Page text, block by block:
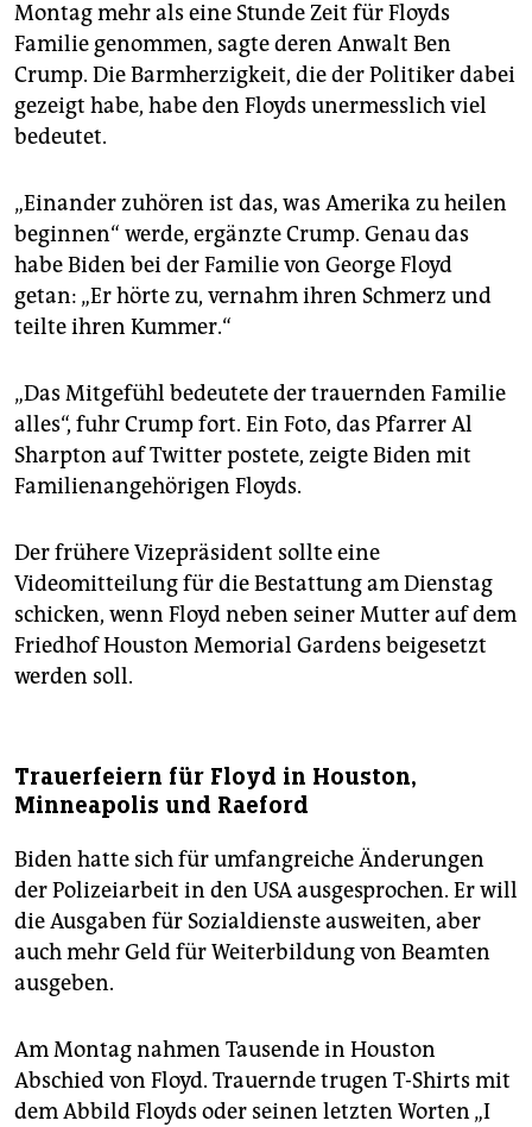
Montag mehr als eine Stunde Zeit für Floyds
Familie genommen, sagte deren Anwalt Ben
Crump. Die Barmherzigkeit, die der Politiker dabei
gezeigt habe, habe den Floyds unermesslich viel
bedeutet.
„Einander zuhören ist das, was Amerika zu heilen
beginnen“ werde, ergänzte Crump. Genau das
habe Biden bei der Familie von George Floyd
getan: „Er hörte zu, vernahm ihren Schmerz und
teilte ihren Kummer.“
„Das Mitgefühl bedeutete der trauernden Familie
alles“, fuhr Crump fort. Ein Foto, das Pfarrer Al
Sharpton auf Twitter postete, zeigte Biden mit
Familienangehörigen Floyds.
Der frühere Vizepräsident sollte eine
Videomitteilung für die Bestattung am Dienstag
schicken, wenn Floyd neben seiner Mutter auf dem
Friedhof Houston Memorial Gardens beigesetzt
werden soll.
Trauerfeiern für Floyd in Houston,
Minneapolis und Raeford
Biden hatte sich für umfangreiche Änderungen
der Polizeiarbeit in den USA ausgesprochen. Er will
die Ausgaben für Sozialdienste ausweiten, aber
auch mehr Geld für Weiterbildung von Beamten
ausgeben.
Am Montag nahmen Tausende in Houston
Abschied von Floyd. Trauernde trugen T-Shirts mit
dem Abbild Floyds oder seinen letzten Worten „I